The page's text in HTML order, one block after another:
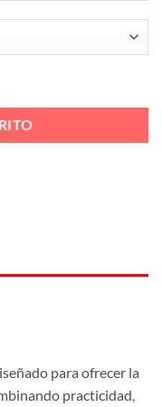
para ofrecer la
practicidad,